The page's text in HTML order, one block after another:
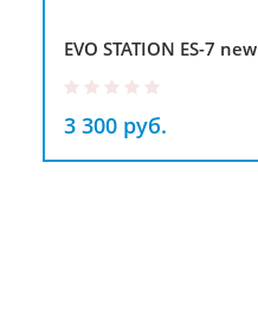
EVO STATION ES-7 new
3 300 руб.